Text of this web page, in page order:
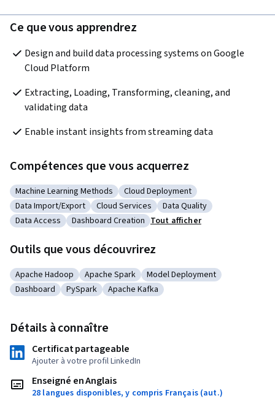
Ce que vous apprendrez
Design and build data processing systems on Google
Cloud Platform
Extracting, Loading, Transforming, cleaning, and
validating data
Enable instant insights from streaming data
Compétences que vous acquerrez
Catégorie : Machine Learning Methods
Machine Learning Methods Catégorie : Cloud Deployment
Cloud Deployment
Catégorie : Data Import/Export
Data Import/Export Catégorie : Cloud Services
Cloud Services Catégorie : Data Quality
Data Quality
Catégorie : Data Access
Data Access Catégorie : Dashboard Creation
Dashboard Creation Tout afficher
Outils que vous découvrirez
Catégorie : Apache Hadoop
Apache Hadoop Catégorie : Apache Spark
Apache Spark Catégorie : Model Deployment
Model Deployment
Catégorie : Dashboard
Dashboard Catégorie : PySpark
PySpark Catégorie : Apache Kafka
Apache Kafka
Détails à connaître
Certificat partageable
Ajouter à votre profil LinkedIn
Enseigné en Anglais
28 langues disponibles, y compris Français (aut.)